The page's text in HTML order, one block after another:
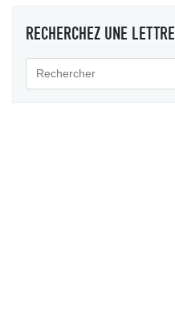
RECHERCHEZ UNE LETTRE